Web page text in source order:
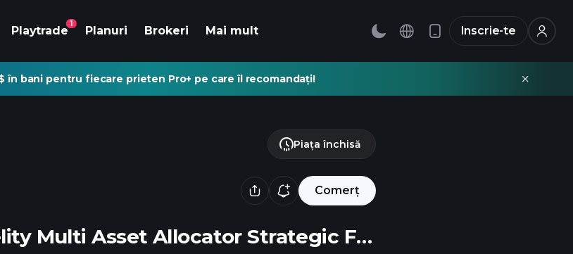
Playtrade
1
Planuri Brokeri Mai mult Inscrie-te
în bani pentru fiecare prieten Pro+ pe care îl recomandați!
Comerț
Fidelity Investment Funds IV - Fidelity Multi Asset Allocator Strategic Fund W Accumulation
Piața închisă